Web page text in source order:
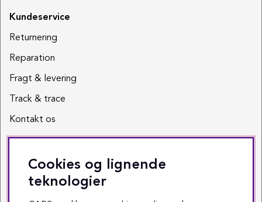
Kundeservice
Returnering
Reparation
Fragt & levering
Track & trace
Kontakt os
Sociale medier
Facebook
Cookies og lignende
teknologier